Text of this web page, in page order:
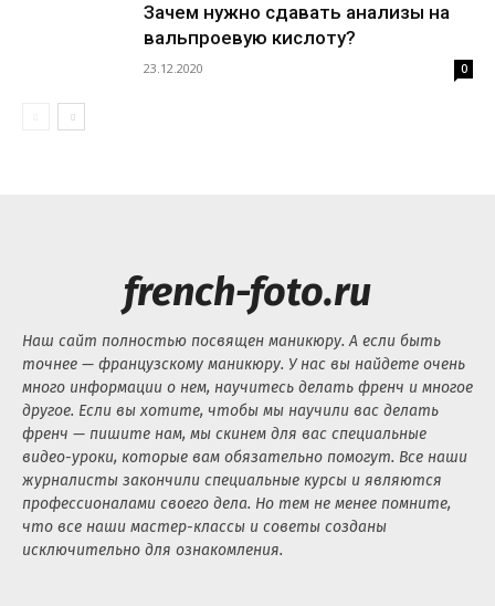
Зачем нужно сдавать анализы на
вальпроевую кислоту?
23.12.2020 0
french-foto.ru
Наш сайт полностью посвящен маникюру. А если быть
точнее — французскому маникюру. У нас вы найдете очень
много информации о нем, научитесь делать френч и многое
другое. Если вы хотите, чтобы мы научили вас делать
френч — пишите нам, мы скинем для вас специальные
видео-уроки, которые вам обязательно помогут. Все наши
журналисты закончили специальные курсы и являются
профессионалами своего дела. Но тем не менее помните,
что все наши мастер-классы и советы созданы
исключительно для ознакомления.